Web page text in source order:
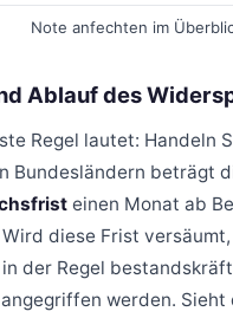
Note anfechten im
Ablauf des
Regel lautet: Handeln
Bundesländern beträgt
einen Monat ab
diese Frist
der Regel
werden. Sieht